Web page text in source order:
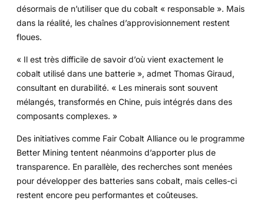
désormais de n’utiliser que du cobalt « responsable ». Mais
dans la réalité, les chaînes d’approvisionnement restent
floues.
« Il est très difficile de savoir d’où vient exactement le
cobalt utilisé dans une batterie », admet Thomas Giraud,
consultant en durabilité. « Les minerais sont souvent
mélangés, transformés en Chine, puis intégrés dans des
composants complexes. »
Des initiatives comme Fair Cobalt Alliance ou le programme
Better Mining tentent néanmoins d’apporter plus de
transparence. En parallèle, des recherches sont menées
pour développer des batteries sans cobalt, mais celles-ci
restent encore peu performantes et coûteuses.